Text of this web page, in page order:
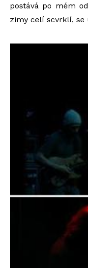
postává po mém
zimy celí scvrklí,